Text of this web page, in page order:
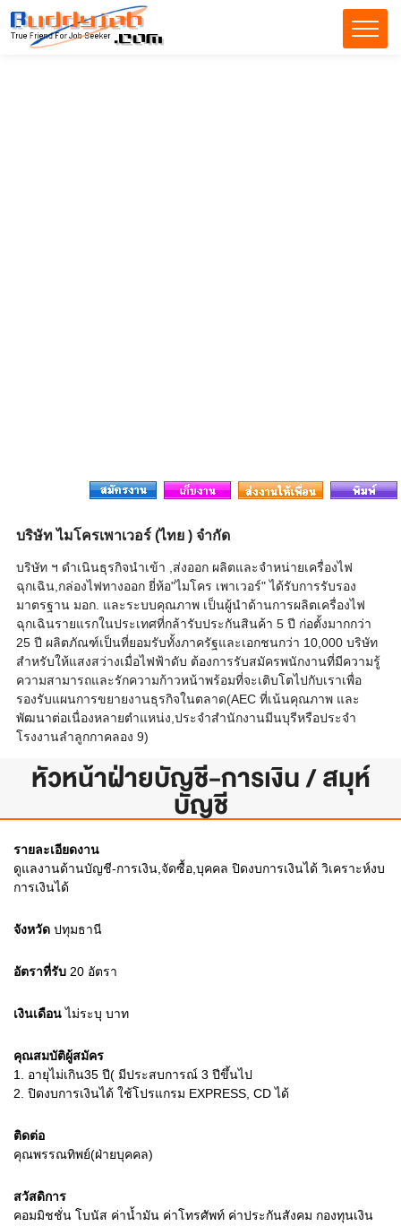
บริษัท ไมโครเพาเวอร์ (ไทย ) จำกัด
บริษัท ฯ ดำเนินธุรกิจนำเข้า ,ส่งออก ผลิตและจำหน่ายเครื่องไฟ
ฉุกเฉิน,กล่องไฟทางออก ยี่ห้อ"ไมโคร เพาเวอร์" ได้รับการรับรอง
มาตรฐาน มอก. และระบบคุณภาพ เป็นผู้นำด้านการผลิตเครื่องไฟ
ฉุกเฉินรายแรกในประเทศที่กล้ารับประกันสินค้า 5 ปี ก่อตั้งมากกว่า
25 ปี ผลิตภัณฑ์เป็นที่ยอมรับทั้งภาครัฐและเอกชนกว่า 10,000 บริษัท
สำหรับให้แสงสว่างเมื่อไฟฟ้าดับ ต้องการรับสมัครพนักงานที่มีความรู้
ความสามารถและรักความก้าวหน้าพร้อมที่จะเติบโตไปกับเราเพื่อ
รองรับแผนการขยายงานธุรกิจในตลาด(AEC ที่เน้นคุณภาพ และ
พัฒนาต่อเนื่องหลายตำแหน่ง,ประจำสำนักงานมีนบุรีหรือประจำ
โรงงานลำลูกกาคลอง 9)
หัวหน้าฝ่ายบัญชี-การเงิน / สมุห์
บัญชี
รายละเอียดงาน
ดูแลงานด้านบัญชี-การเงิน,จัดซื้อ,บุคคล ปิดงบการเงินได้ วิเคราะห์งบ
การเงินได้
จังหวัด ปทุมธานี
อัตราที่รับ 20 อัตรา
เงินเดือนไม่ระบุ บาท
คุณสมบัติผู้สมัคร
1.
อายุไม่เกิน35 ปี( มีประสบการณ์ 3 ปีขึ้นไป
2. ปิดงบการเงินได้ ใช้โปรแกรม EXPRESS, CD ได้
ติดต่อ
คุณพรรณทิพย์(ฝ่ายบุคคล)
สวัสดิการ
คอมมิชชั่น โบนัส ค่าน้ำมัน ค่าโทรศัพท์ ค่าประกันสังคม กองทุนเงิน